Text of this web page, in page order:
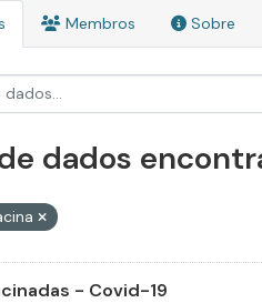
Membros Sobre
dados
- Covid-19